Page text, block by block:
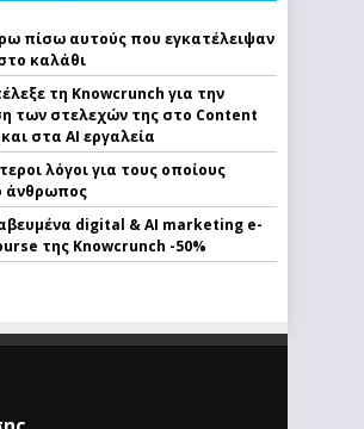
πίσω αυτούς που εγκατέλειψαν
καλάθι
τη Knowcrunch για την
των στελεχών της στο Content
στα AI εργαλεία
λόγοι για τους οποίους
άνθρωπος
digital & AI marketing e-
της Knowcrunch -50%